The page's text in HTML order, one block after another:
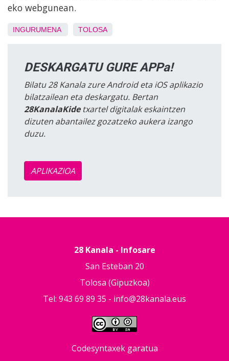
eko webgunean.
INGURUMENA TOLOSA
DESKARGATU GURE APPa!
Bilatu 28 Kanala zure Android eta iOS aplikazio
bilatzailean eta deskargatu. Bertan
28KanalaKidetxartel digitalak eskaintzen
dizuten abantailez gozatzeko aukera izango
duzu.
APLIKAZIOA
28 Kanala - Infosare
San Esteban 20
Tolosa (Gipuzkoa)
Tel: 943 69 89 35 - info@28kanala.eus
Codesyntaxek garatua